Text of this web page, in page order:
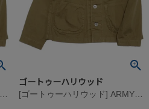
[ゴートゥーハリウッド] ARMY ヘリンボン JK 16BEベージュ
ゴートゥーハリウッド
[ゴートゥーハリウッド] ARMY ヘリンボン JK 16BEベージュ